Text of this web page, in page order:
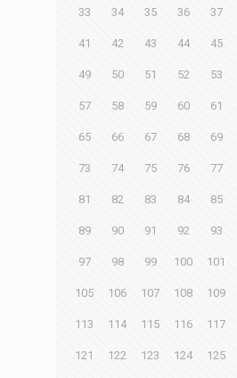
33 34 35 36 37
41 42 43 44 45
49 50 51 52 53
57 58 59 60 61
65 66 67 68 69
73 74 75 76 77
81 82 83 84 85
89 90 91 92 93
97 98 99 100 101
105 106 107 108 109
113 114 115 116 117
121 122 123 124 125